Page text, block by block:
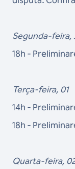
Segunda-feira,
18h -
Terça-feira, 01
14h -
18h -
Quarta-feira,